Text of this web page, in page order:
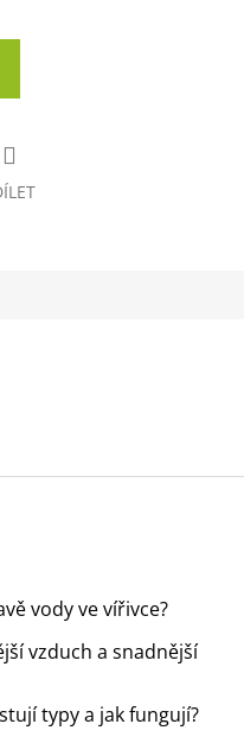
vody ve vířivce?
vzduch a snadnější
typy a jak fungují?